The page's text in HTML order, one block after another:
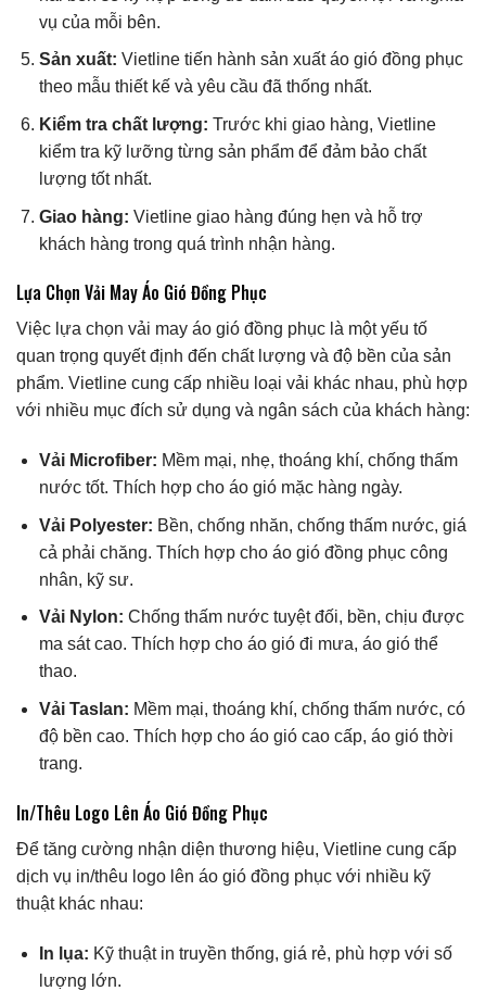
vụ của mỗi bên.
Sản xuất: Vietline tiến hành sản xuất áo gió đồng phục
theo mẫu thiết kế và yêu cầu đã thống nhất.
Kiểm tra chất lượng: Trước khi giao hàng, Vietline
kiểm tra kỹ lưỡng từng sản phẩm để đảm bảo chất
lượng tốt nhất.
Giao hàng: Vietline giao hàng đúng hẹn và hỗ trợ
khách hàng trong quá trình nhận hàng.
Lựa Chọn Vải May Áo Gió Đồng Phục
Việc lựa chọn vải may áo gió đồng phục là một yếu tố
quan trọng quyết định đến chất lượng và độ bền của sản
phẩm. Vietline cung cấp nhiều loại vải khác nhau, phù hợp
với nhiều mục đích sử dụng và ngân sách của khách hàng:
Vải Microfiber: Mềm mại, nhẹ, thoáng khí, chống thấm
nước tốt. Thích hợp cho áo gió mặc hàng ngày.
Vải Polyester: Bền, chống nhăn, chống thấm nước, giá
cả phải chăng. Thích hợp cho áo gió đồng phục công
nhân, kỹ sư.
Vải Nylon: Chống thấm nước tuyệt đối, bền, chịu được
ma sát cao. Thích hợp cho áo gió đi mưa, áo gió thể
thao.
Vải Taslan: Mềm mại, thoáng khí, chống thấm nước, có
độ bền cao. Thích hợp cho áo gió cao cấp, áo gió thời
trang.
In/Thêu Logo Lên Áo Gió Đồng Phục
Để tăng cường nhận diện thương hiệu, Vietline cung cấp
dịch vụ in/thêu logo lên áo gió đồng phục với nhiều kỹ
thuật khác nhau:
In lụa: Kỹ thuật in truyền thống, giá rẻ, phù hợp với số
lượng lớn.